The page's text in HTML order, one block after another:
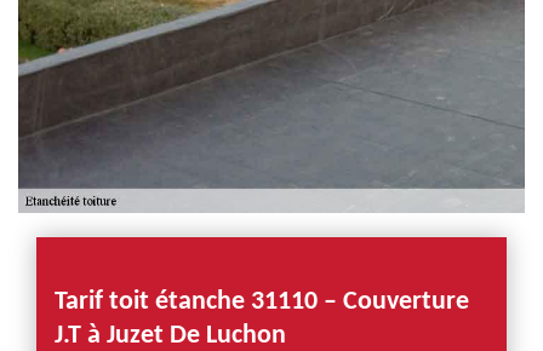
Tarif toit étanche 31110 – Couverture
J.T à Juzet De Luchon